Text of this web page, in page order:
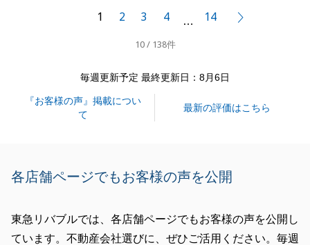
閉じる
1 2 3 4 … 14
10 / 138件
毎週更新予定 最終更新日：8月6日
『お客様の声』掲載につい
て
最新の評価はこちら
各店舗ページでもお客様の声を公開
東急リバブルでは、各店舗ページでもお客様の声を公開し
ています。不動産会社選びに、ぜひご活用ください。毎週